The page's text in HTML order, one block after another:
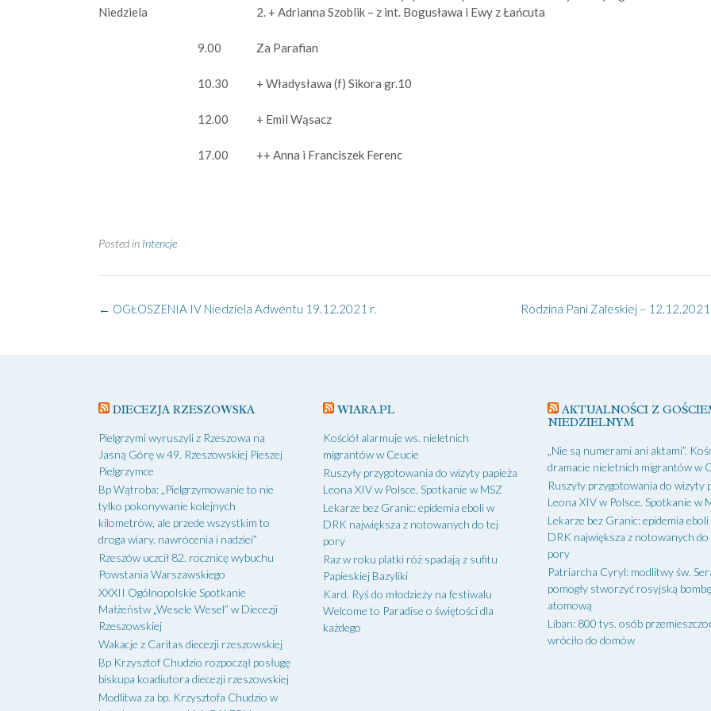
Niedziela
2. + Adrianna Szoblik – z int. Bogusława i Ewy z Łańcuta
9.00 Za Parafian
10.30 + Władysława (f) Sikora gr.10
12.00 + Emil Wąsacz
17.00 ++ Anna i Franciszek Ferenc
Posted in Intencje
Post
Rodzina Pani Zaleskiej –
← OGŁOSZENIA IV Niedziela Adwentu 19.12.2021 r.
DIECEZJA RZESZOWSKA
Pielgrzymi wyruszyli z Rzeszowa na
Jasną Górę w 49. Rzeszowskiej Pieszej
Pielgrzymce
Bp Wątroba: „Pielgrzymowanie to nie
tylko pokonywanie kolejnych
kilometrów, ale przede wszystkim to
droga wiary, nawrócenia i nadziei”
Rzeszów uczcił 82. rocznicę wybuchu
Powstania Warszawskiego
XXXII Ogólnopolskie Spotkanie
Małżeństw „Wesele Wesel” w Diecezji
Rzeszowskiej
Wakacje z Caritas diecezji rzeszowskiej
Bp Krzysztof Chudzio rozpoczął posługę
biskupa koadiutora diecezji rzeszowskiej
Modlitwa za bp. Krzysztofa Chudzio w
WIARA.PL
Kościół alarmuje ws. nieletnich
migrantów w Ceucie
Ruszyły przygotowania do wizyty papieża
Leona XIV w Polsce. Spotkanie w MSZ
Lekarze bez Granic: epidemia eboli w
DRK największa z notowanych do tej
pory
Raz w roku platki róż spadają z sufitu
Papieskiej Bazyliki
Kard. Ryś do młodzieży na festiwalu
Welcome to Paradise o świętości dla
każdego
AKTUALNOŚCI Z
NIEDZIELNYM
„Nie są numerami ani aktami”.
dramacie nieletnich migrantów w
Ruszyły przygotowania do wizyty
Leona XIV w Polsce. Spotkanie w
Lekarze bez Granic: epidemia
DRK największa z notowanych
pory
Patriarcha Cyryl: modlitwy św.
pomogły stworzyć rosyjską
atomową
Liban: 800 tys. osób
wróciło do domów